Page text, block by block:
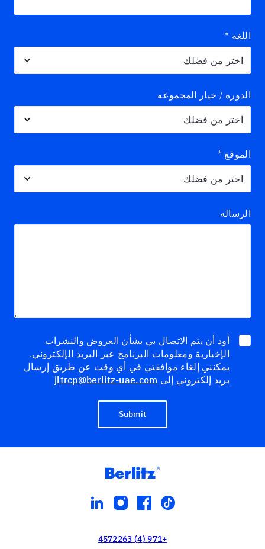
اللغه *
الدوره / خيار المجموعه
الموقع *
الرساله
أود أن يتم الاتصال بي بشأن العروض والنشرات
الإخبارية ومعلومات البرنامج عبر البريد الإلكتروني.
يمكنني إلغاء موافقتي في أي وقت عن طريق إرسال
بريد إلكتروني إلى jltrcp@berlitz-uae.com
Submit
tiktok
facebook
instagram
linkedin
+971 (4) 4572263